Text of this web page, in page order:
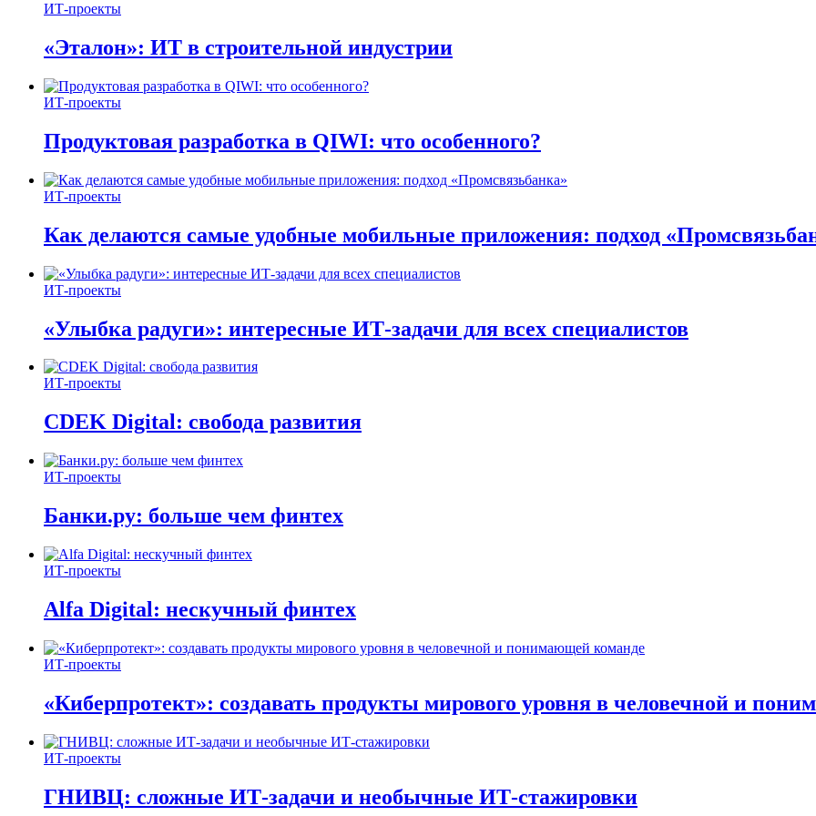
ИТ-проекты
«Эталон»: ИТ в строительной индустрии
ИТ-проекты
Продуктовая разработка в QIWI: что особенного?
ИТ-проекты
Как делаются самые удобные мобильные приложения: подход
ИТ-проекты
«Улыбка радуги»: интересные ИТ-задачи для всех специалистов
ИТ-проекты
CDEK Digital: свобода развития
ИТ-проекты
Банки.ру: больше чем финтех
ИТ-проекты
Alfa Digital: нескучный финтех
ИТ-проекты
«Киберпротект»: создавать продукты мирового уровня в человечной и
ИТ-проекты
ГНИВЦ: сложные ИТ‑задачи и необычные ИТ‑стажировки